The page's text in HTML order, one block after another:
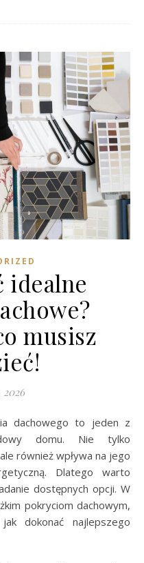
idealne
musisz
2026
domu. Nie tylko
również wpływa na jego
Dlatego warto
dostępnych opcji. W
pokryciom dachowym,
dokonać najlepszego